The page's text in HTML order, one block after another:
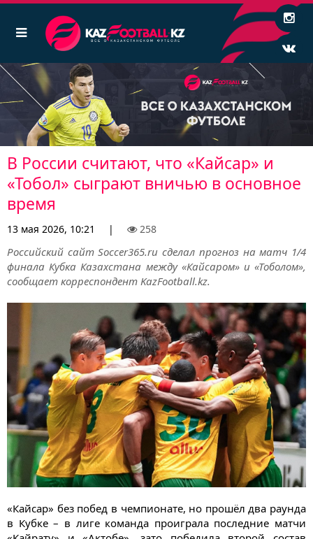
В России считают, что «Кайсар» и
«Тобол» сыграют вничью в основное
время
13 мая 2026, 10:21 | 258
Российский сайт Soccer365.ru сделал прогноз на матч 1/4
финала Кубка Казахстана между «Кайсаром» и «Тоболом»,
сообщает корреспондент KazFootball.kz.
«Кайсар» без побед в чемпионате, но прошёл два раунда
в Кубке – в лиге команда проиграла последние матчи